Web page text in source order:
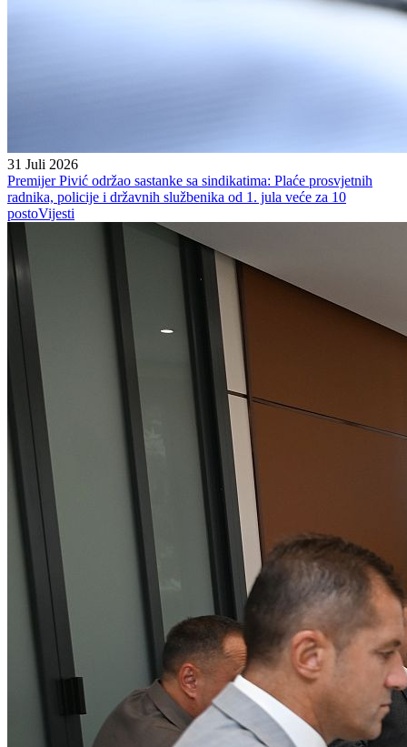
31 Juli 2026
Premijer Pivić održao sastanke sa sindikatima: Plaće prosvjetnih
radnika, policije i državnih službenika od 1. jula veće za 10
postoVijesti